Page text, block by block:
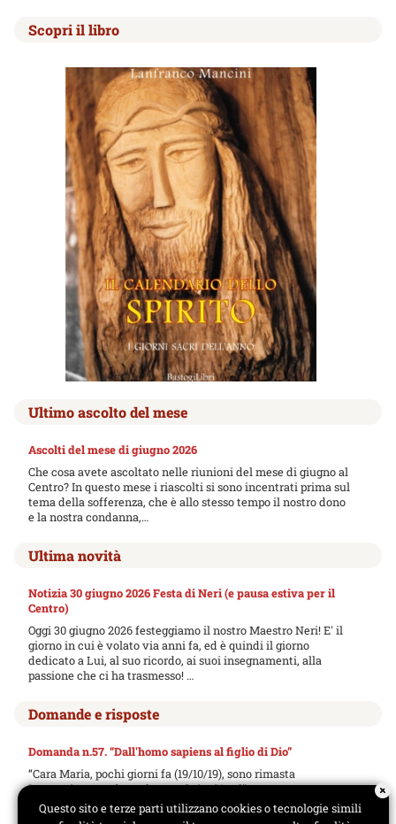
Scopri il libro
Ultimo ascolto del mese
Ascolti del mese di giugno 2026
Che cosa avete ascoltato nelle riunioni del mese di giugno al
Centro? In questo mese i riascolti si sono incentrati prima sul
tema della sofferenza, che è allo stesso tempo il nostro dono
e la nostra condanna,…
Ultima novità
Notizia 30 giugno 2026 Festa di Neri (e pausa estiva per il
Centro)
Oggi 30 giugno 2026 festeggiamo il nostro Maestro Neri! E' il
giorno in cui è volato via anni fa, ed è quindi il giorno
dedicato a Lui, al suo ricordo, ai suoi insegnamenti, alla
passione che ci ha trasmesso! …
Domande e risposte
Domanda n.57. “Dall'homo sapiens al figlio di Dio”
“Cara Maria, pochi giorni fa (19/10/19), sono rimasta
impressionata ad ascoltare sul sito "Soul"
(https://www.youtube.com/watch?
reload=9&v=ST47z5zeO9A), un' intervista a Federico Faggin,
Questo sito e terze parti utilizzano cookies o tecnologie simili